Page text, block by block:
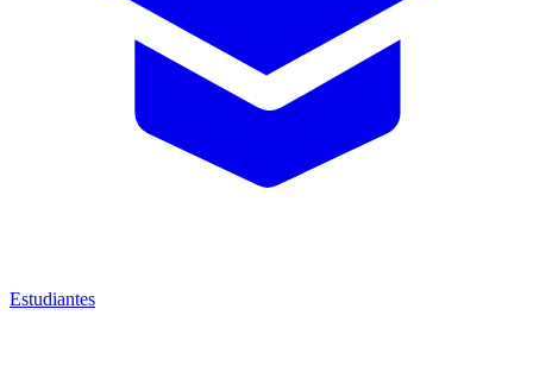
Estudiantes